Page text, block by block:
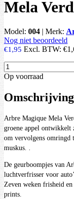
Mela
Model: 004 | Merk:
Nog niet beoordeeld
€1,95 Excl. BTW:
Op voorraad
Omschrijving
Arbre Magique Mela
groene appel ontwikkelt
om vervolgens omringd
muskus. .
De geurboompjes van
luchtverfrisser voor
Zeven weken frisheid
prints.